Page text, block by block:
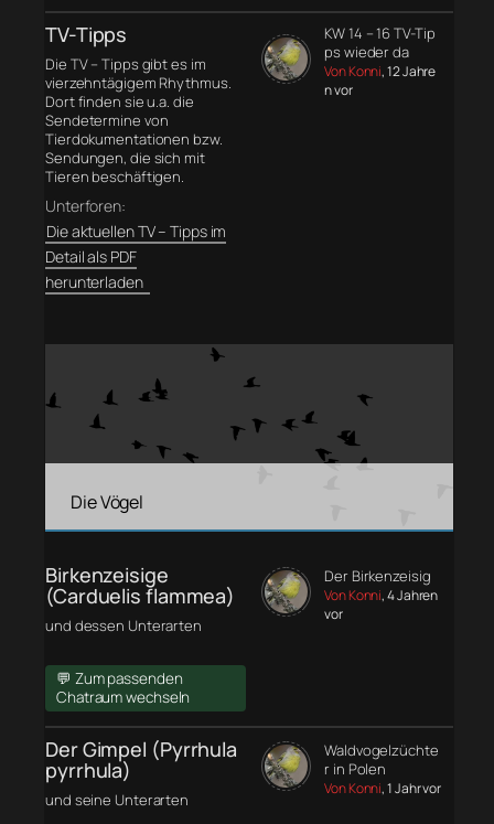
TV-Tipps
Die TV – Tipps gibt es im
vierzehntägigem Rhythmus.
Dort finden sie u.a. die
Sendetermine von
Tierdokumentationen bzw.
Sendungen, die sich mit
Tieren beschäftigen.
Unterforen:
Die aktuellen TV – Tipps im
Detail als PDF
herunterladen
KW 14 – 16 TV-Tip
ps wieder da
Von Konni, 12 Jahre
n vor
Die Vögel
Birkenzeisige
(Carduelis flammea)
und dessen Unterarten
💬 Zum passenden
Chatraum wechseln
Der Birkenzeisig
Von Konni, 4 Jahren
vor
Der Gimpel (Pyrrhula
pyrrhula)
und seine Unterarten
Waldvogelzüchte
r in Polen
Von Konni, 1 Jahr vor